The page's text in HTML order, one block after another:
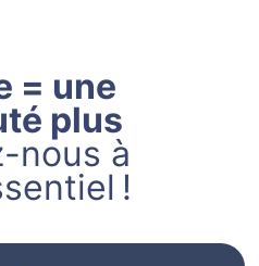
= une
plus
nous à
!